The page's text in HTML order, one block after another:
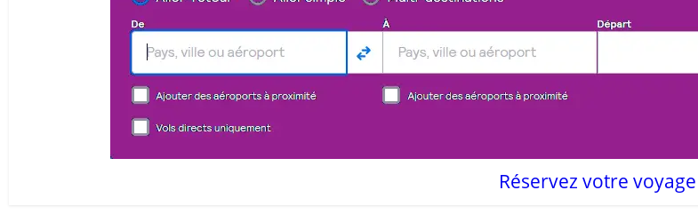
Réservez votre voyage